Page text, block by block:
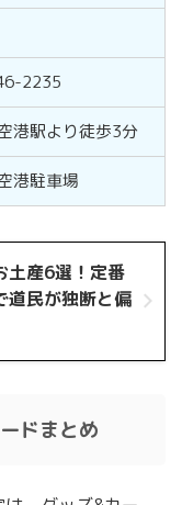
2235
港駅より徒歩3分
港駐車場
土産6選！定番
道民が独断と偏
ドまとめ